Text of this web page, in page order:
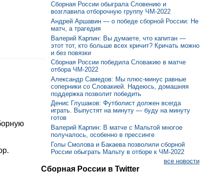
Сборная России обыграла Словению и
возглавила отборочную группу ЧМ-2022
Андрей Аршавин — о победе сборной России: Не
матч, а трагедия
Валерий Карпин: Вы думаете, что капитан —
этот тот, кто больше всех кричит? Кричать можно
и без повязки
Сборная России победила Словакию в матче
отбора ЧМ-2022
Александр Самедов: Мы плюс-минус равные
соперники со Словакией. Надеюсь, домашняя
поддержка позволит победить
Денис Глушаков: Футболист должен всегда
играть. Выпустят на минуту — буду на минуту
готов
Валерий Карпин: В матче с Мальтой многое
получалось, особенно в прессинге
Голы Смолова и Бакаева позволили сборной
России обыграть Мальту в отборе к ЧМ-2022
все новости
Сборная России в Twitter